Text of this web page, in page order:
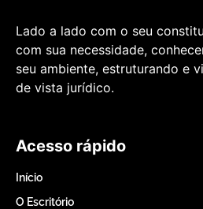
Lado a lado com o seu
com sua necessidade,
seu ambiente, estruturando e
de vista jurídico.
Acesso rápido
Início
O Escritório